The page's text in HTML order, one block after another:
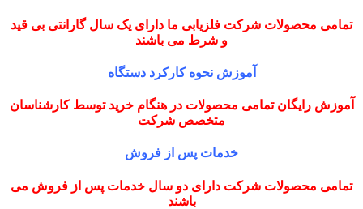
تمامی محصولات شرکت فلزیابی ما دارای یک سال گارانتی بی قید
و شرط می باشند
آموزش نحوه کارکرد دستگاه
آموزش رایگان تمامی محصولات در هنگام خرید توسط کارشناسان
متخصص شرکت
خدمات پس از فروش
تمامی محصولات شرکت دارای دو سال خدمات پس از فروش می
باشند